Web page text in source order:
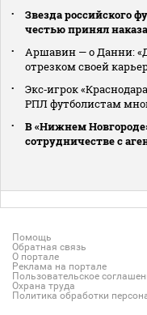
Звезда российского
честью принял
Аршавин — о Данни:
отрезком своей
Экс‑игрок
РПЛ футболистам
В «Нижнем
сотрудничестве с
Помощь
Обратная связь
О портале
Реклама на портале
Пользовательское
Охрана труда
Политика обработки